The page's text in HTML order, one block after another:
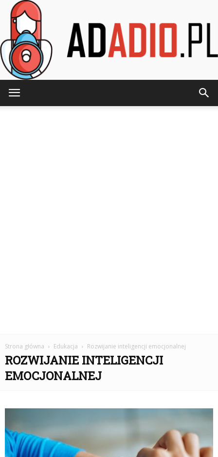
Strona główna Edukacja Rozwijanie inteligencji emocjonalnej
ROZWIJANIE INTELIGENCJI
EMOCJONALNEJ